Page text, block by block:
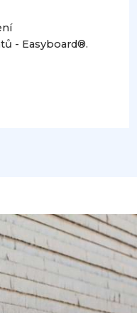
- Easyboard®.